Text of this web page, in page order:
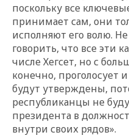
поскольку все
принимает сам, они
исполняют его волю.
говорить, что все эти
числе Хегсет, но с
конечно, проголосует
будут утверждены,
республиканцы не
президента в
внутри своих рядов».